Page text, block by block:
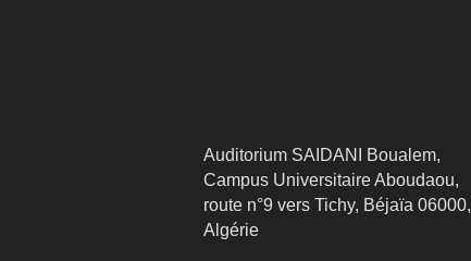
Auditorium SAIDANI Boualem,
Campus Universitaire Aboudaou,
route n°9 vers Tichy, Béjaïa 06000,
Algérie